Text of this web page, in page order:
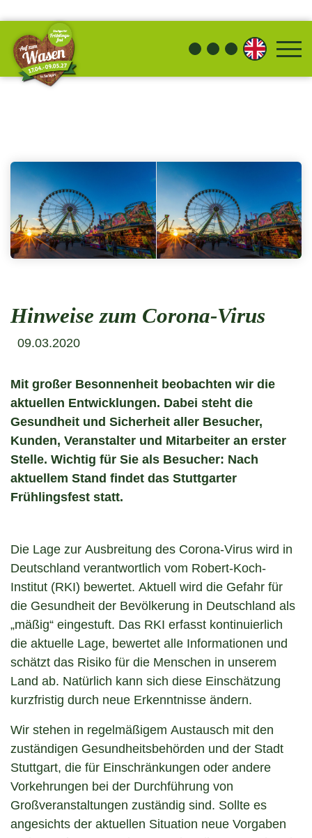
Hinweise zum Corona-Virus
09.03.2020
Mit großer Besonnenheit beobachten wir die
aktuellen Entwicklungen. Dabei steht die
Gesundheit und Sicherheit aller Besucher,
Kunden, Veranstalter und Mitarbeiter an erster
Stelle. Wichtig für Sie als Besucher: Nach
aktuellem Stand findet das Stuttgarter
Frühlingsfest statt.
Die Lage zur Ausbreitung des Corona-Virus wird in
Deutschland verantwortlich vom Robert-Koch-
Institut (RKI) bewertet. Aktuell wird die Gefahr für
die Gesundheit der Bevölkerung in Deutschland als
„mäßig“ eingestuft. Das RKI erfasst kontinuierlich
die aktuelle Lage, bewertet alle Informationen und
schätzt das Risiko für die Menschen in unserem
Land ab. Natürlich kann sich diese Einschätzung
kurzfristig durch neue Erkenntnisse ändern.
Wir stehen in regelmäßigem Austausch mit den
zuständigen Gesundheitsbehörden und der Stadt
Stuttgart, die für Einschränkungen oder andere
Vorkehrungen bei der Durchführung von
Großveranstaltungen zuständig sind. Sollte es
angesichts der aktuellen Situation neue Vorgaben